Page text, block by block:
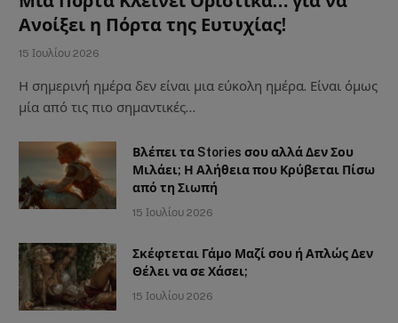
Ανοίξει η Πόρτα της Ευτυχίας!
15 Ιουλίου 2026
Η σημερινή ημέρα δεν είναι μια εύκολη ημέρα. Είναι όμως
μία από τις πιο σημαντικές…
Βλέπει τα Stories σου αλλά Δεν Σου
Μιλάει; Η Αλήθεια που Κρύβεται Πίσω
από τη Σιωπή
15 Ιουλίου 2026
Σκέφτεται Γάμο Μαζί σου ή Απλώς Δεν
Θέλει να σε Χάσει;
15 Ιουλίου 2026